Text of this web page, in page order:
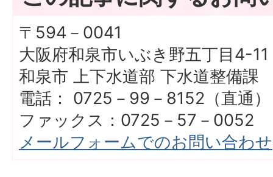
〒594－0041
大阪府和泉市いぶき野五丁目4-11
和泉市 上下水道部 下水道整備課
電話： 0725－99－8152（直通）
ファックス：0725－57－0052
メールフォームでのお問い合わせ